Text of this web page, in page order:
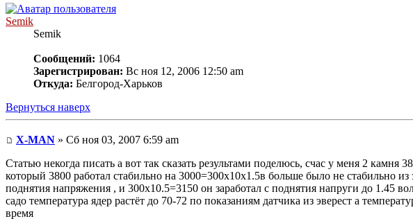
Semik
Semik
Сообщений: 1064
Зарегистрирован: Вс ноя 12, 2006 12:50 am
Откуда: Белгород-Харьков
Вернуться наверх
X-MAN » Сб ноя 03, 2007 6:59 am
Статью некогда писать а вот так сказать результами поделюсь, счас у меня 2
который 3800 работал стабильно на 3000=300х10х1.5в больше было не стабильно из
поднятия напряжения , и 300х10.5=3150 он заработал с поднятия напруги до 1.45
садо температура ядер растёт до 70-72 по показаниям датчика из эверест а
время